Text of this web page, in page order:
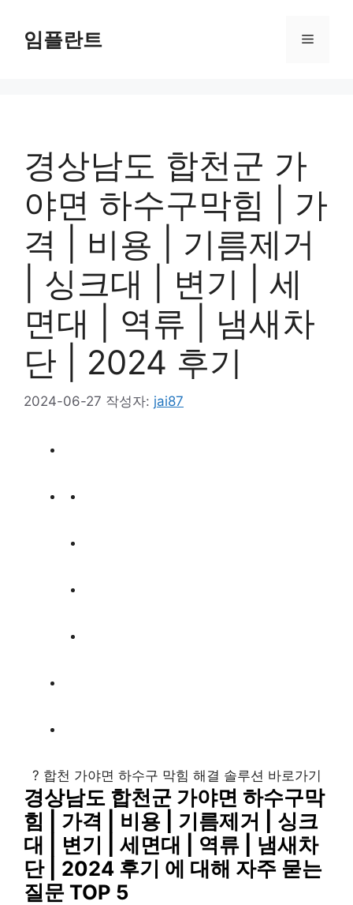
임플란트 메
경상남도 합천군 가
야면 하수구막힘 | 가
격 | 비용 | 기름제거
| 싱크대 | 변기 | 세
면대 | 역류 | 냄새차
단 | 2024 후기
2024-06-27 작성자: jai87
? 합천 가야면 하수구 막힘 해결 솔루션 바로가기
경상남도 합천군 가야면 하수구막
힘 | 가격 | 비용 | 기름제거 | 싱크
대 | 변기 | 세면대 | 역류 | 냄새차
단 | 2024 후기 에 대해 자주 묻는
질문 TOP 5